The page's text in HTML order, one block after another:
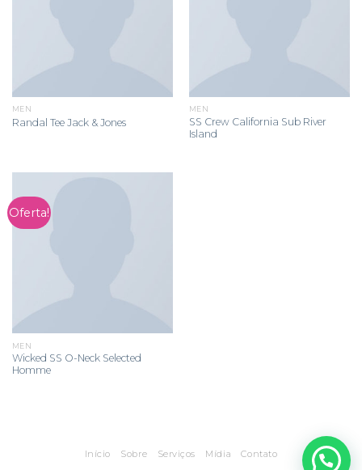
MEN
Randal Tee Jack & Jones
MEN
SS Crew California Sub River
Island
Oferta!
MEN
Wicked SS O-Neck Selected
Homme
Início Sobre Serviços Mídia Contato